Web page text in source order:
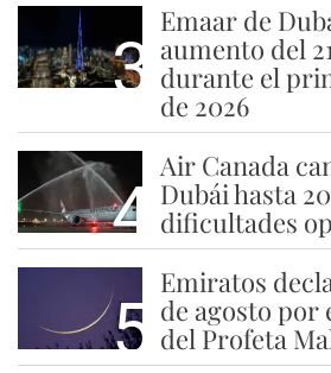
3
Emaar de
aumento del
durante el
de 2026
4
Air Canada
Dubái hasta
dificultades
5
Emiratos
de agosto por
del Profeta